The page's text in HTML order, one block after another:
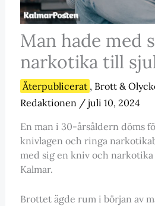
Man hade med
narkotika till
Återpublicerat , Brott &
Redaktionen / juli 10, 2024
En man i 30-årsåldern döms
knivlagen och ringa
med sig en kniv och
Kalmar.
Brottet ägde rum i början av